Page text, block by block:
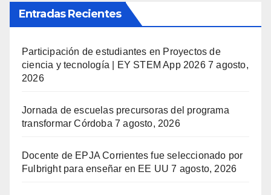
Entradas Recientes
Participación de estudiantes en Proyectos de
ciencia y tecnología | EY STEM App 2026 7 agosto,
2026
Jornada de escuelas precursoras del programa
transformar Córdoba 7 agosto, 2026
Docente de EPJA Corrientes fue seleccionado por
Fulbright para enseñar en EE UU 7 agosto, 2026